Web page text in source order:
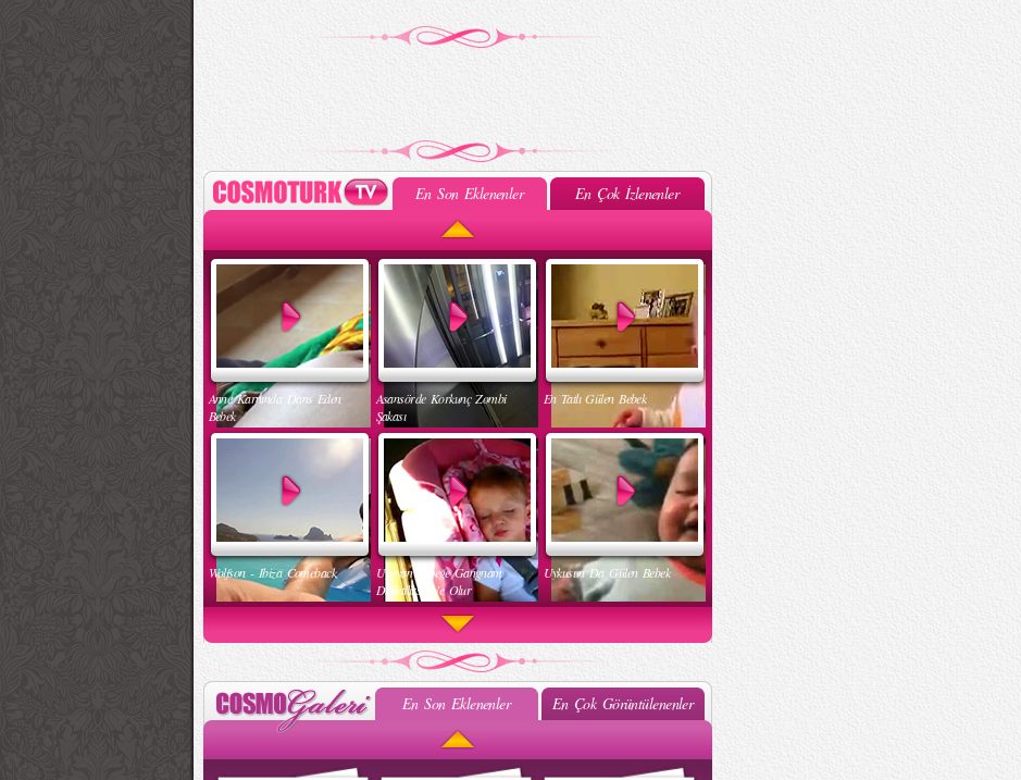
En Son Eklenenler En Çok İzlenenler
Anne Karnında Dans Eden
Bebek
Asansörde Korkunç Zombi
Şakası
En Tatlı Gülen Bebek
Wolfson - Ibiza Comeback
Uyuyan Bebeğe Gangnam
Dinletilirse Ne Olur
Uykusun Da Gülen Bebek
Başlar
Güzel Hatun Kullanarak
Evsizlere Yardım Etmek
En Son Eklenenler En Çok Görüntülenenler